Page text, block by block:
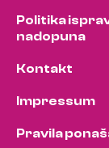
Politika
nadopuna
Kontakt
Impressum
Pravila